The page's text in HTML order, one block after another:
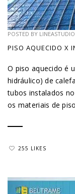
POSTED BY LINEASTUDIO
PISO AQUECIDO X
O piso aquecido é
hidráulico) de
tubos instalados
os materiais de
255 LIKES